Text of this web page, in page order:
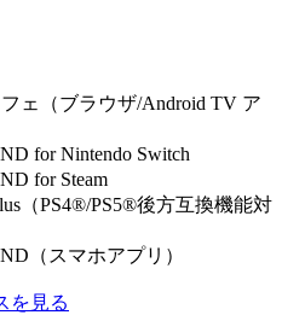
ェ（ブラウザ/Android TV ア
for Nintendo Switch
for Steam
（PS4®/PS5®後方互換機能対
（スマホアプリ）
を見る